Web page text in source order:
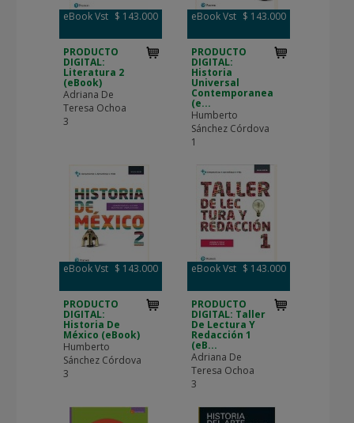
eBook Vst $ 143.000
PRODUCTO
DIGITAL:
Literatura 2
(eBook)
Adriana De
Teresa Ochoa
3
eBook Vst $ 143.000
PRODUCTO
DIGITAL:
Historia
Universal
Contemporanea
(e...
Humberto
Sánchez Córdova
1
eBook Vst $ 143.000
PRODUCTO
DIGITAL:
Historia De
México (eBook)
Humberto
Sánchez Córdova
3
eBook Vst $ 143.000
PRODUCTO
DIGITAL: Taller
De Lectura Y
Redacción 1
(eB...
Adriana De
Teresa Ochoa
3